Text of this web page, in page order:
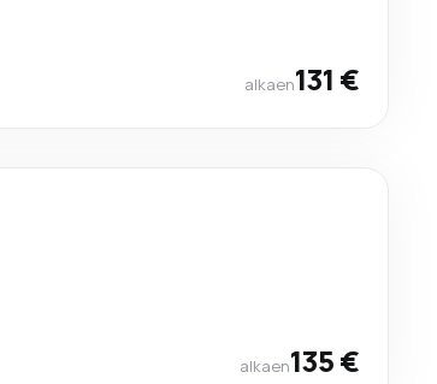
alkaen131 €
alkaen135 €